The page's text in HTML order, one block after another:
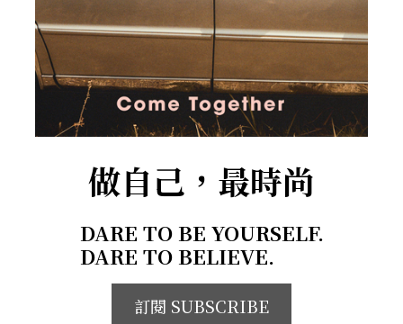
做自己，最時尚
DARE TO BE YOURSELF.
DARE TO BELIEVE.
訂閱 SUBSCRIBE